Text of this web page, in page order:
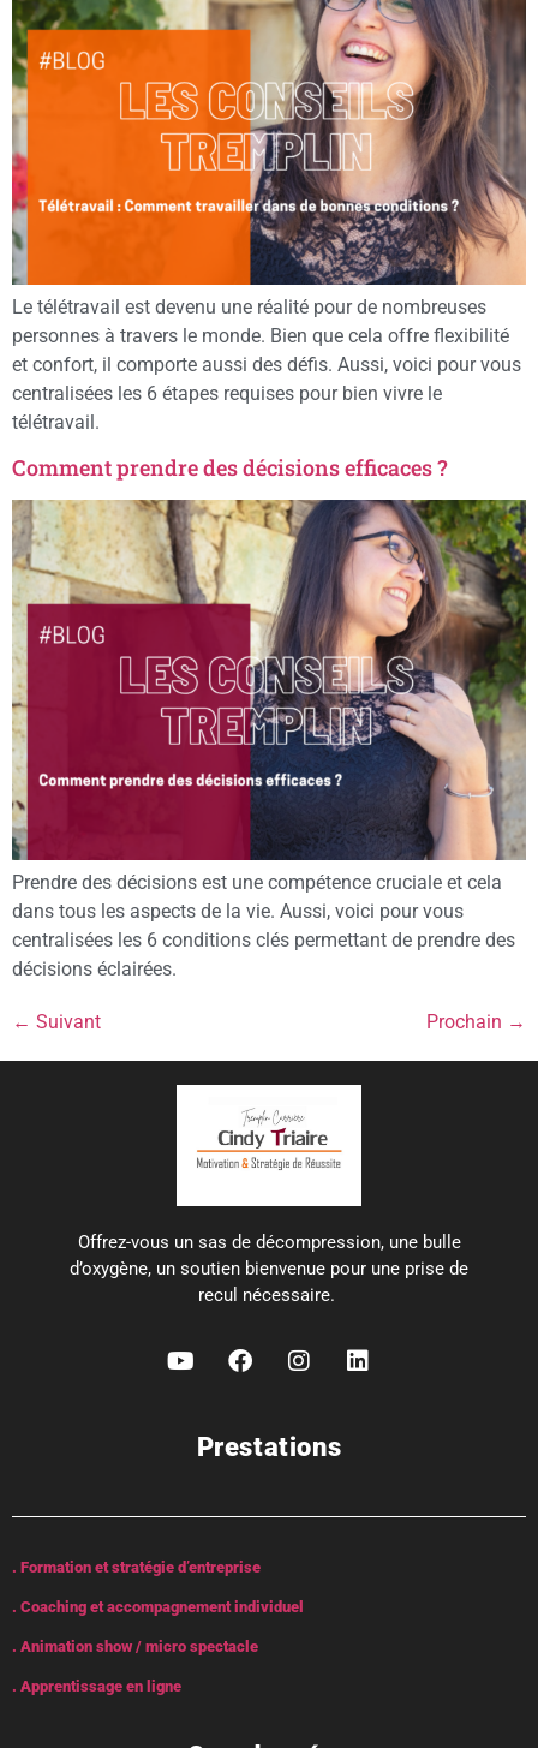
Le télétravail est devenu une réalité pour de nombreuses
personnes à travers le monde. Bien que cela offre flexibilité
et confort, il comporte aussi des défis. Aussi, voici pour vous
centralisées les 6 étapes requises pour bien vivre le
télétravail.
Comment prendre des décisions efficaces ?
Prendre des décisions est une compétence cruciale et cela
dans tous les aspects de la vie. Aussi, voici pour vous
centralisées les 6 conditions clés permettant de prendre des
décisions éclairées.
← Suivant Prochain →
Offrez-vous un sas de décompression, une bulle
d’oxygène, un soutien bienvenue pour une prise de
recul nécessaire.
Prestations
. Formation et stratégie d’entreprise
. Coaching et accompagnement individuel
. Animation show / micro spectacle
. Apprentissage en ligne